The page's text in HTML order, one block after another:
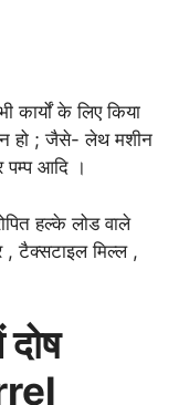
के लिए किया
न हो ; जैसे- लेथ मशीन
पम्प आदि ।
हल्के लोड वाले
, टैक्सटाइल मिल्ल ,